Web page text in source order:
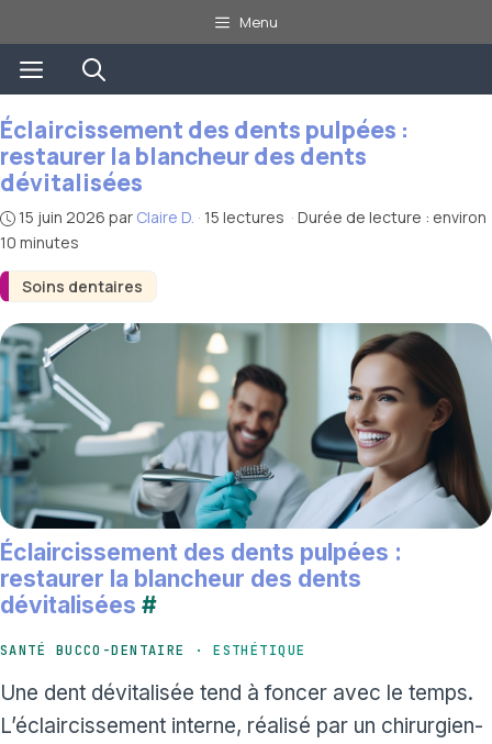
au
contenu
Menu
Menu
Soins dentaires
Éclaircissement des dents pulpées :
restaurer la blancheur des dents
dévitalisées
15 juin 2026 par Claire D. · 15 lectures · Durée de lecture : environ
10 minutes
Éclaircissement des dents pulpées :
restaurer la blancheur des dents
dévitalisées #
SANTÉ BUCCO-DENTAIRE · ESTHÉTIQUE
Une dent dévitalisée tend à foncer avec le temps.
L’éclaircissement interne, réalisé par un chirurgien-